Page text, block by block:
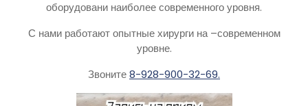
оборудовани наиболее современного уровня.
С нами работают опытные хирурги на –современном
уровне.
Звоните8-928-900-32-69.